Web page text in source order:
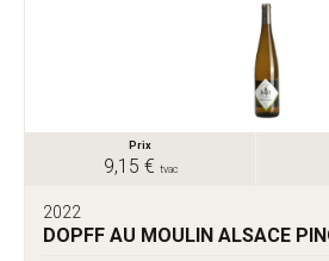
Prix
9,15 € tvac
2022
DOPFF AU MOULIN ALSACE